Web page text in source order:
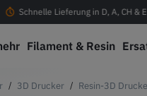
Schnelle Lieferung in D, A, CH &
Filament & Resin
3D Drucker Resin-3D